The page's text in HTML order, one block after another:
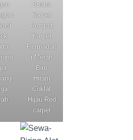
Buana
Karpet
Rumput
Karpet
Permadan
i Merah
Biru
Hitam
Coklat
Hijau Red
carpet